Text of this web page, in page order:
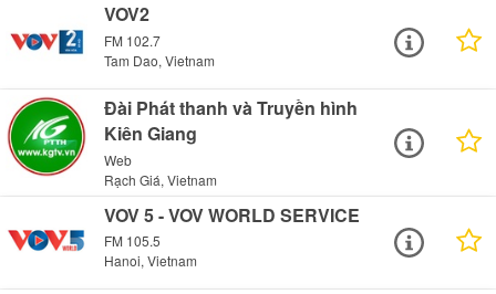
VOV2
FM 102.7
Tam Dao, Vietnam
Đài Phát thanh và Truyền hình
Kiên Giang
Web
Rạch Giá, Vietnam
VOV 5 - VOV WORLD SERVICE
FM 105.5
Hanoi, Vietnam